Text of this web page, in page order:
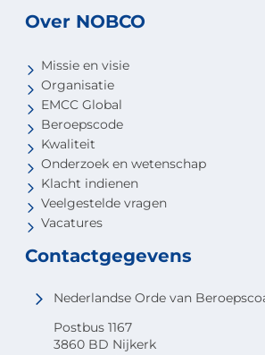
Over NOBCO
Missie en visie
Organisatie
EMCC Global
Beroepscode
Kwaliteit
Onderzoek en wetenschap
Klacht indienen
Veelgestelde vragen
Vacatures
Contactgegevens
Nederlandse Orde van
Postbus 1167
3860 BD Nijkerk